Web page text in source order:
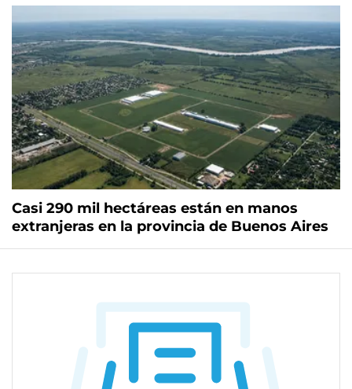
Casi 290 mil hectáreas están en manos
extranjeras en la provincia de Buenos Aires